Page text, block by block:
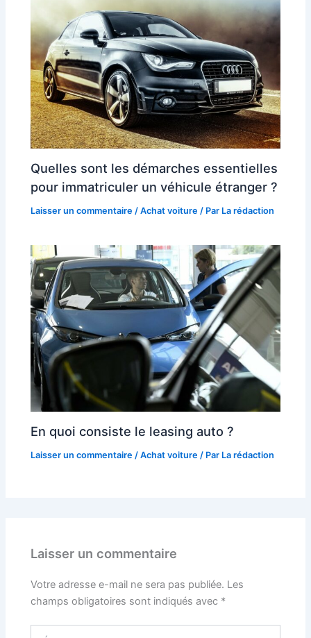
Quelles sont les démarches essentielles
pour immatriculer un véhicule étranger ?
Laisser un commentaire /Achat voiture / Par La rédaction
En quoi consiste le leasing auto ?
Laisser un commentaire /Achat voiture / Par La rédaction
Laisser un commentaire
Votre adresse e-mail ne sera pas publiée. Les
champs obligatoires sont indiqués avec *